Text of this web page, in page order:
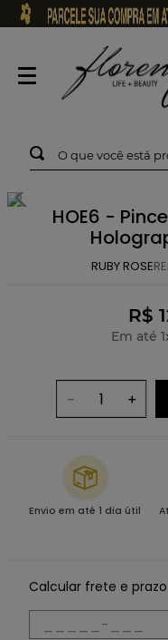
O que você está
HOE6 -
RUBY ROSE
R$
Em até 1
＋
－
Envio em até 1 dia útil
Calcular frete e prazo